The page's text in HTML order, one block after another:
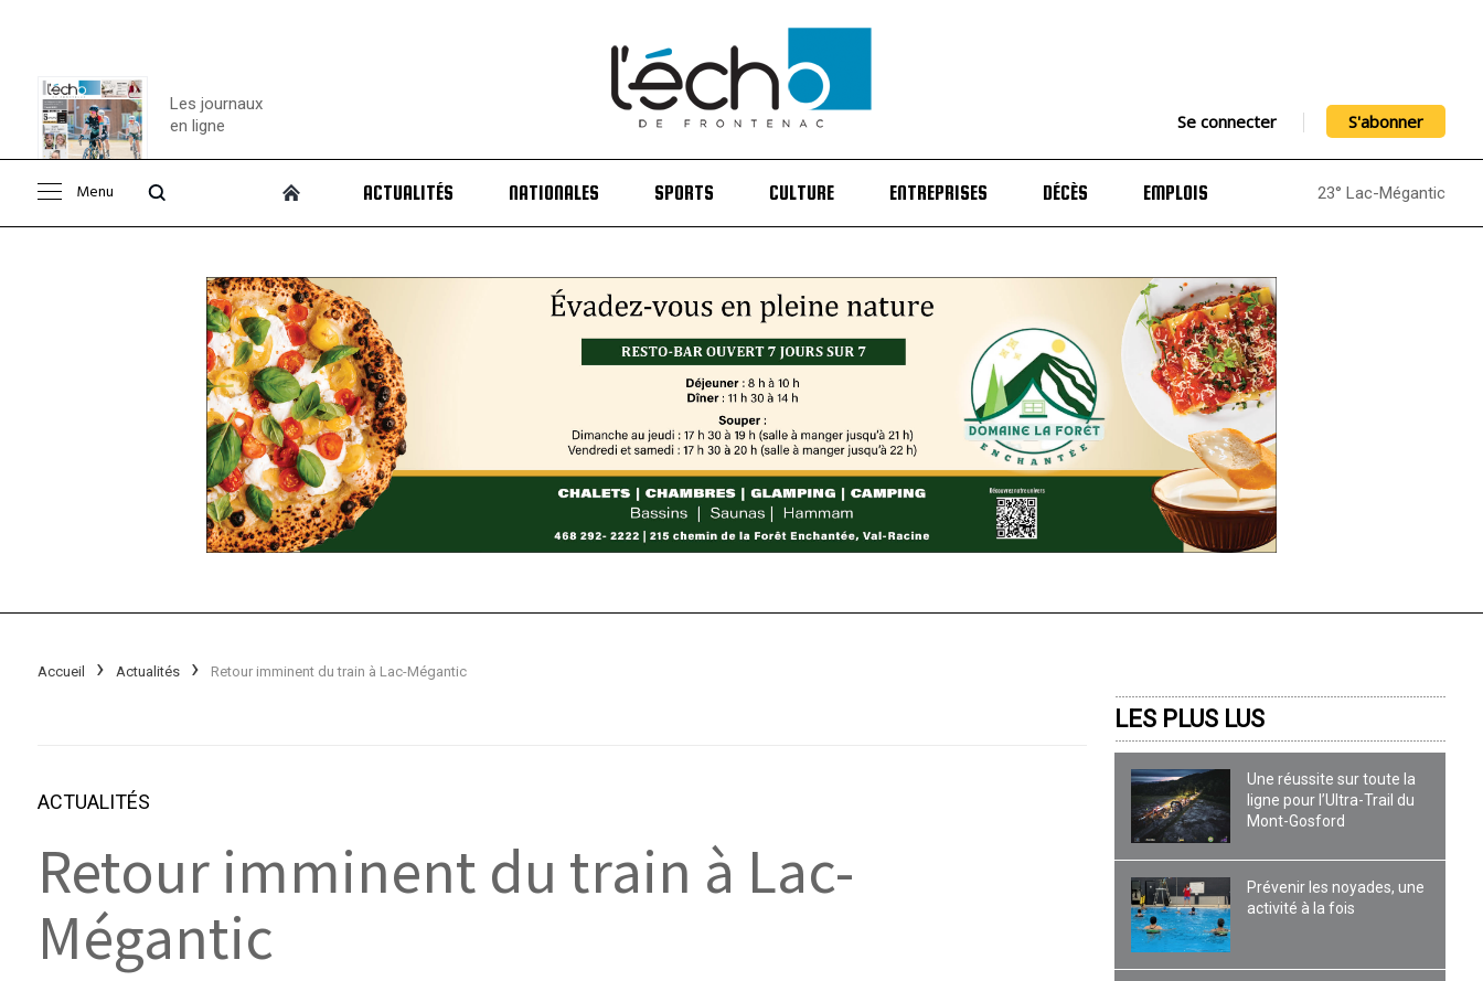
Consulter le
Les journaux
en ligne
Se connecter S'abonner
Menu ACTUALITÉS NATIONALES SPORTS CULTURE ENTREPRISES DÉCÈS EMPLOIS 23° Lac-Mégantic
Accueil Actualités Retour imminent du train à Lac-Mégantic
ACTUALITÉS
Retour imminent du train à Lac-
Mégantic
LES PLUS LUS
Une réussite sur toute la
ligne pour l’Ultra-Trail du
Mont-Gosford
Prévenir les noyades, une
activité à la fois